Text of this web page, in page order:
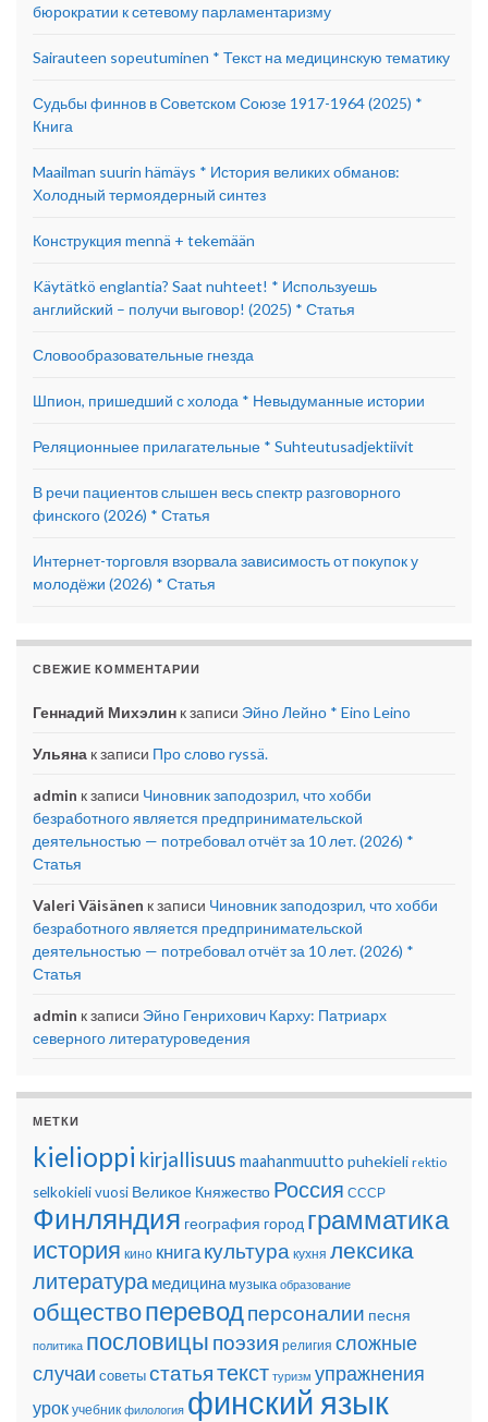
бюрократии к сетевому парламентаризму
Sairauteen sopeutuminen * Текст на медицинскую тематику
Судьбы финнов в Советском Союзе 1917-1964 (2025) *
Книга
Maailman suurin hämäys * История великих обманов:
Холодный термоядерный синтез
Конструкция mennä + tekemään
Käytätkö englantia? Saat nuhteet! * Используешь
английский – получи выговор! (2025) * Статья
Словообразовательные гнезда
Шпион, пришедший с холода * Невыдуманные истории
Реляционныее прилагательные * Suhteutusadjektiivit
В речи пациентов слышен весь спектр разговорного
финского (2026) * Статья
Интернет-торговля взорвала зависимость от покупок у
молодёжи (2026) * Статья
СВЕЖИЕ КОММЕНТАРИИ
Геннадий Михэлин к записи Эйно Лейно * Eino Leino
Ульяна к записи Про слово ryssä.
admin к записи Чиновник заподозрил, что хобби
безработного является предпринимательской
деятельностью — потребовал отчёт за 10 лет. (2026) *
Статья
Valeri Väisänen к записи Чиновник заподозрил, что хобби
безработного является предпринимательской
деятельностью — потребовал отчёт за 10 лет. (2026) *
Статья
admin к записи Эйно Генрихович Карху: Патриарх
северного литературоведения
МЕТКИ
kielioppi kirjallisuus maahanmuutto puhekieli rektio
selkokielivuosi Великое Княжество Россия СССР
Финляндия география город грамматика
история кино книгакультура кухня лексика
литература медицина музыка образование
обществопереводперсоналии песня
политика пословицы поэзия религия сложные
случаи советыстатьятекст туризм упражнения
урок учебник филология финский язык